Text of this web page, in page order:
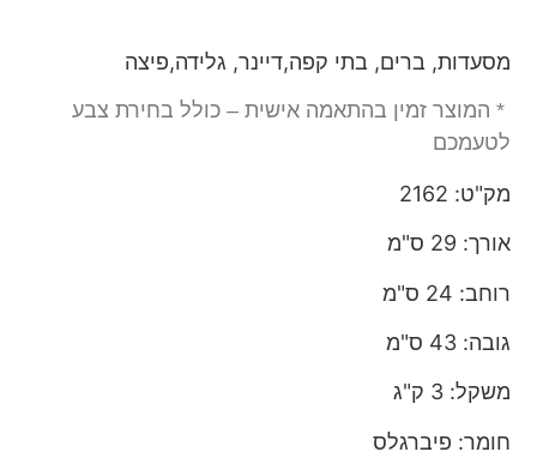
מסעדות, ברים, בתי קפה,דיינר, גלידה,פיצה
* המוצר זמין בהתאמה אישית – כולל בחירת צבע
לטעמכם
מק"ט: 2162
אורך: 29 ס"מ
רוחב: 24 ס"מ
גובה: 43 ס"מ
משקל: 3 ק"ג
חומר: פיברגלס